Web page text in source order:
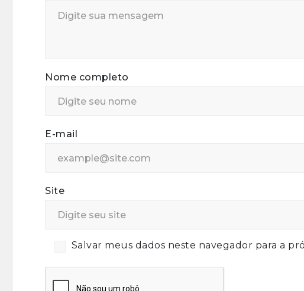
Nome completo
E-mail
Site
Salvar meus dados neste navegador para a